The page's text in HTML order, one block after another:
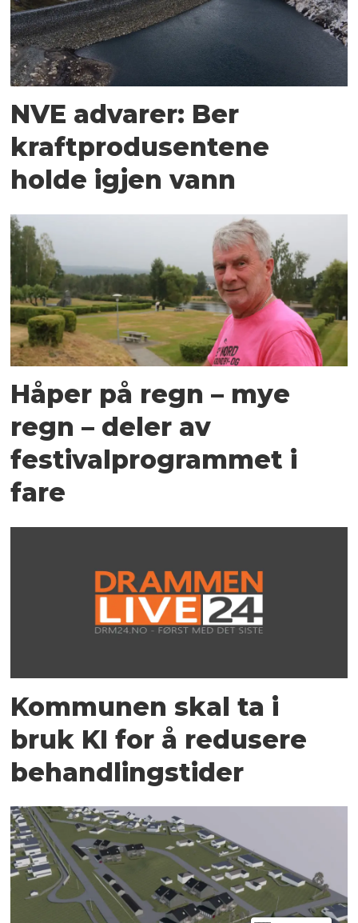
NVE advarer: Ber
kraftprodusentene
holde igjen vann
Håper på regn – mye
regn – deler av
festivalprogrammet i
fare
Kommunen skal ta i
bruk KI for å redusere
behandlingstider